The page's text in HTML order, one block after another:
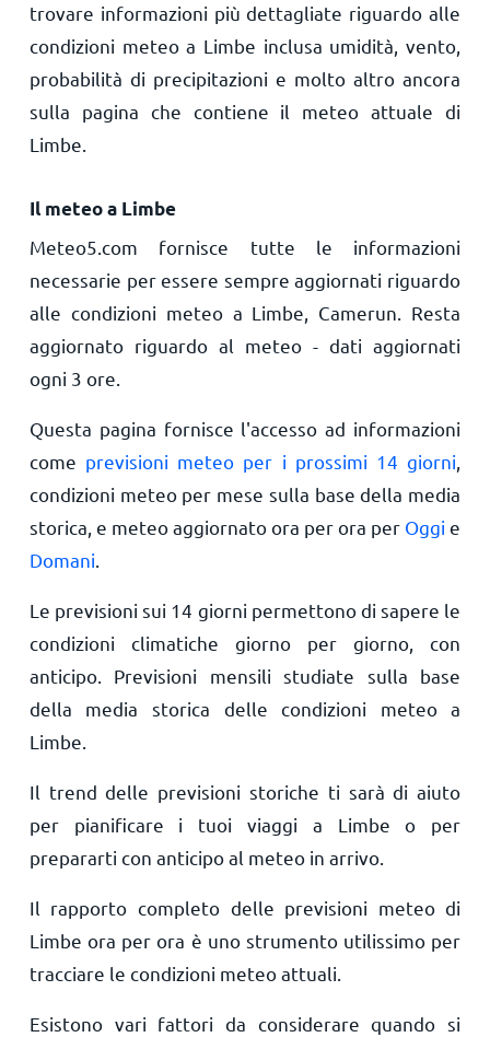
trovare informazioni più dettagliate riguardo alle
condizioni meteo a Limbe inclusa umidità, vento,
probabilità di precipitazioni e molto altro ancora
sulla pagina che contiene il meteo attuale di
Limbe.
Il meteo a Limbe
Meteo5.com fornisce tutte le informazioni
necessarie per essere sempre aggiornati riguardo
alle condizioni meteo a Limbe, Camerun. Resta
aggiornato riguardo al meteo - dati aggiornati
ogni 3 ore.
Questa pagina fornisce l'accesso ad informazioni
come previsioni meteo per i prossimi 14 giorni
condizioni meteo per mese sulla base della media
storica, e meteo aggiornato ora per ora per Oggi e
Domani
Le previsioni sui 14 giorni permettono di sapere le
condizioni climatiche giorno per giorno, con
anticipo. Previsioni mensili studiate sulla base
della media storica delle condizioni meteo a
Limbe.
Il trend delle previsioni storiche ti sarà di aiuto
per pianificare i tuoi viaggi a Limbe o per
prepararti con anticipo al meteo in arrivo.
Il rapporto completo delle previsioni meteo di
Limbe ora per ora è uno strumento utilissimo per
tracciare le condizioni meteo attuali.
Esistono vari fattori da considerare quando si